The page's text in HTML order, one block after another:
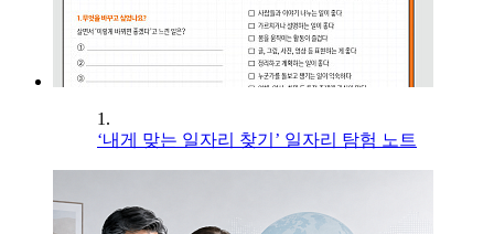
1.
‘내게 맞는 일자리 찾기’ 일자리 탐험 노트